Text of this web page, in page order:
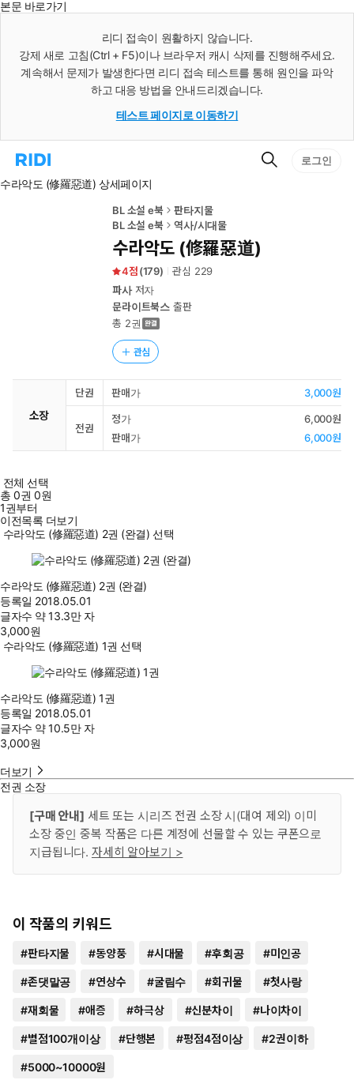
본문 바로가기
리디 접속이 원활하지 않습니다.
강제 새로 고침(Ctrl + F5)이나 브라우저 캐시 삭제를 진행해주세요.
계속해서 문제가 발생한다면 리디 접속 테스트를 통해 원인을 파악
하고 대응 방법을 안내드리겠습니다.
테스트 페이지로 이동하기
리
홈
검
로그인
수라악도 (修羅惡道) 상세페이지
BL 소설 e북
판타지물
BL 소설 e북
역사/시대물
수라악도 (修羅惡道)
4 (179) 관심 229
파사저자
문라이트북스 출판
총 2권
관심
소장
단권 판매가 3,000원
전권
정가
6,000원
판매가
6,000원
전체 선택
총0권 0원
1권부터
이전목록 더보기
수라악도 (修羅惡道) 2권 (완결) 선택
수라악도 (修羅惡道) 2권 (완결)
등록일 2018.05.01
글자수 약 13.3만 자
3,000원
수라악도 (修羅惡道) 1권 선택
수라악도 (修羅惡道) 1권
등록일 2018.05.01
글자수 약 10.5만 자
3,000원
더보기
전권 소장
[구매 안내] 세트 또는 시리즈 전권 소장 시(대여 제외) 이미
소장 중인 중복 작품은 다른 계정에 선물할 수 있는 쿠폰으로
지급됩니다. 자세히 알아보기 >
이 작품의 키워드
#판타지물 #동양풍 #시대물 #후회공 #미인공
#존댓말공 #연상수 #굴림수 #회귀물 #첫사랑
#재회물 #애증 #하극상 #신분차이 #나이차이
#별점100개이상 #단행본 #평점4점이상 #2권이하
#5000~10000원